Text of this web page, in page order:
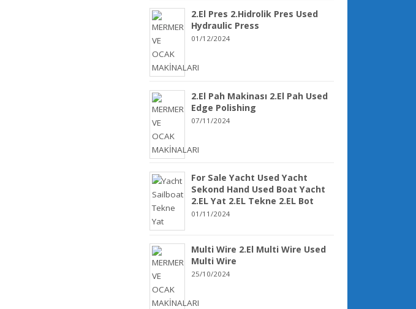
2.El Pres 2.Hidrolik Pres Used
Hydraulic Press
01/12/2024
2.El Pah Makinası 2.El Pah Used
Edge Polishing
07/11/2024
For Sale Yacht Used Yacht
Sekond Hand Used Boat Yacht
2.EL Yat 2.EL Tekne 2.EL Bot
01/11/2024
Multi Wire 2.El Multi Wire Used
Multi Wire
25/10/2024